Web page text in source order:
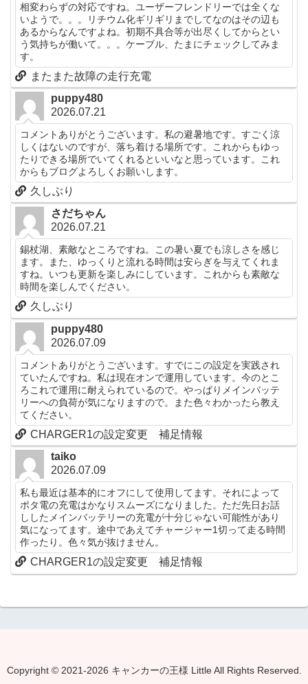
相変わらずの対応ですね。ユーザーフレンドリーでは全くな
いようで。。。リチウム化ギリギリまでしてなのはその辺も
あるからなんですよね。初期不具合等が出尽くしてからとい
う気持ちが働いて。。。ケーブル、たまにチェックしてみま
す。
またまた故障の走行充電
puppy480
2026.07.21
コメントありがとうございます。私の避暑地です。すごく涼
しくはないのですが、落ち着ける場所です。これからもゆっ
たりできる場所でいてくれるといいなと思っています。これ
からもブログよろしくお願いします。
久しぶり
さだちゃん
2026.07.21
錫杖湖、素敵なところですね。この暑い夏でも涼しさを感じ
ます。また、ゆっくりと流れる時間は安らぎを与えてくれま
すね。いつも更新を楽しみにしています。これからも素敵な
時間を楽しんでください。
久しぶり
puppy480
2026.07.09
コメントありがとうございます。すでにこの設定を実践され
ていたんですね。私は現在オンで運用しています。今のとこ
ろこれで運用に耐えられているので。やっぱりメインバッテ
リーへの負荷が気になりますので。また色々わかったら教え
てください。
CHARGER1の設定変更 補足情報
taiko
2026.07.09
私も最近は基本的にオフにして使用してます。それによって
ポタ電の充電はかなりスムーズになりました。ただ先日お話
ししたメインバッテリーの充電が十分じゃない可能性があり
気になってます。途中であえてチャージャー1切って走る時間
作ったり。色々気が抜けません。
CHARGER1の設定変更 補足情報
Copyright © 2021-2026 キャンカーの王様 Little All Rights Reserved.